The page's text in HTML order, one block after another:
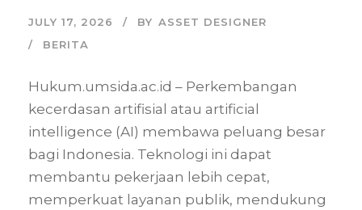
JULY 17, 2026 BY ASSET DESIGNER
BERITA
Hukum.umsida.ac.id – Perkembangan
kecerdasan artifisial atau artificial
intelligence (AI) membawa peluang besar
bagi Indonesia. Teknologi ini dapat
membantu pekerjaan lebih cepat,
memperkuat layanan publik, mendukung